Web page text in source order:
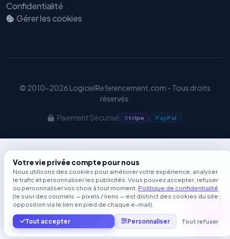
Confidentialité
Gérer les cookies
© 2010-2026 LogicielReferencement.com - Tous droits
réservés.
Paiement Sécurisé Stripe PayPal
Votre vie privée compte pour nous
Nous utilisons des cookies pour améliorer votre expérience, analyser
le trafic et personnaliser les publicités. Vous pouvez accepter, refuser
ou personnaliser vos choix à tout moment. Politique de confidentialité
(le suivi des courriels — pixels / liens — est distinct des cookies du site ;
opposition via le lien en pied de chaque e-mail).
Tout accepter Personnaliser Tout refuser